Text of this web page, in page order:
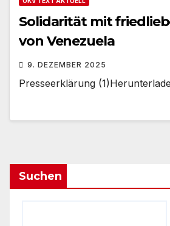
Solidarität mit
von Venezuela
9. DEZEMBER 2025
Presseerklärung
Suchen